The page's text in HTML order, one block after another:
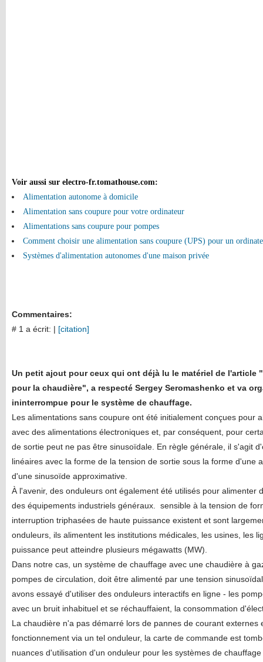
Voir aussi sur electro-fr.tomathouse.com:
Alimentation autonome à domicile
Alimentation sans coupure pour votre ordinateur
Alimentations sans coupure pour pompes
Comment choisir une alimentation sans coupure (UPS) pour un
Systèmes d'alimentation autonomes d'une maison privée
Commentaires:
# 1 a écrit: | [citation]
Un petit ajout pour ceux qui ont déjà lu le matériel de l'article
pour la chaudière", a respecté Sergey Seromashenko et va
ininterrompue pour le système de chauffage.
Les alimentations sans coupure ont été initialement conçues pour
avec des alimentations électroniques et, par conséquent, pour
de sortie peut ne pas être sinusoïdale. En règle générale, il s'agit
linéaires avec la forme de la tension de sortie sous la forme d'une
d'une sinusoïde approximative.
À l'avenir, des onduleurs ont également été utilisés pour alimenter
des équipements industriels généraux.
sensible à la tension de
interruption triphasées de haute puissance existent et sont
onduleurs, ils alimentent les institutions médicales, les usines, les
puissance peut atteindre plusieurs mégawatts (MW).
Dans notre cas, un système de chauffage avec une chaudière à
pompes de circulation, doit être alimenté par une tension
avons essayé d'utiliser des onduleurs interactifs en ligne - les
avec un bruit inhabituel et se réchauffaient, la consommation
La chaudière n'a pas démarré lors de pannes de courant externes
fonctionnement via un tel onduleur, la carte de commande est
nuances d'utilisation d'un onduleur pour les systèmes de